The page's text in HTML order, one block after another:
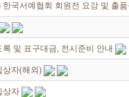
한국서예협회 회원전 요강 및 출
및 표구대금, 전시준비 안내
상자(해외)
상자